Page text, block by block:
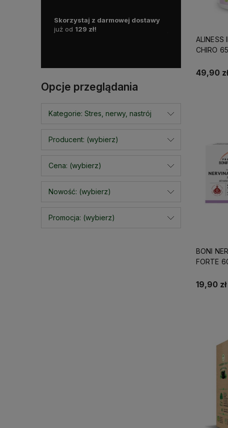
Skorzystaj z darmowej dostawy
już od 129 zł!
polskim rynku.
Opcje przeglądania
Kategorie: Stres, nerwy, nastrój
Producent: (wybierz)
Cena: (wybierz)
Nowość: (wybierz)
Promocja: (wybierz)
ALINESS
CHIRO
49,90 zł
BONI
FORTE
19,90 zł